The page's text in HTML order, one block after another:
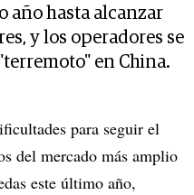
año hasta alcanzar
y los operadores se
en China.
para seguir el
del mercado más amplio
este último año,